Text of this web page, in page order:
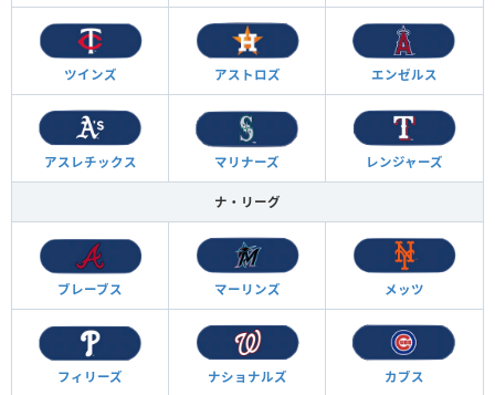
ツインズ アストロズ エンゼルス
アスレチックス マリナーズ レンジャーズ
ナ・リーグ
ブレーブス マーリンズ メッツ
フィリーズ ナショナルズ カブス